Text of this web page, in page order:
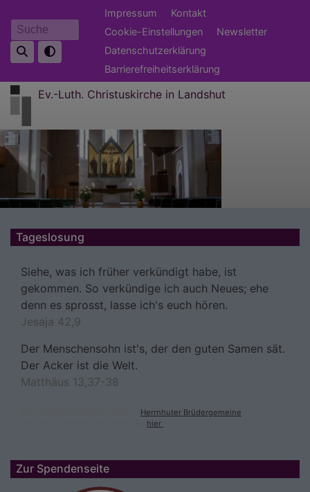
zum
Inhalt
Suche
Fußbereichsmenü
Impressum
Kontakt
Cookie-Einstellungen
Newsletter
Datenschutzerklärung
Barrierefreiheitserklärung
Ev.-Luth. Christuskirche in Landshut
Tageslosung
Siehe, was ich früher verkündigt habe, ist
gekommen. So verkündige ich auch Neues; ehe
denn es sprosst, lasse ich's euch hören.
Jesaja 42,9
Der Menschensohn ist's, der den guten Samen sät.
Der Acker ist die Welt.
Matthäus 13,37-38
Herrnhuter Brüdergemeine
hier
Zur Spendenseite